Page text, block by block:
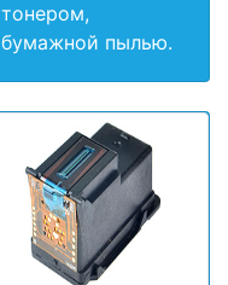
тонером,
бумажной пылью.